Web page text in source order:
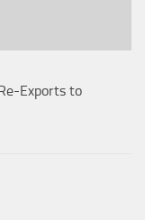
Exports to